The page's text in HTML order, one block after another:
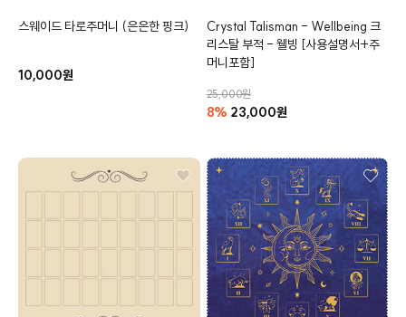
스웨이드 타로주머니 (은은한 핑크)
10,000원
Crystal Talisman - Wellbeing 크
리스탈 부적 - 웰빙 [사용설명서+주
머니포함]
25,000원
8% 23,000원